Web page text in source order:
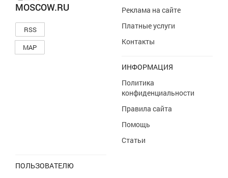
MOSCOW.RU
RSS
MAP
Реклама на сайте
Платные услуги
Контакты
ИНФОРМАЦИЯ
Политика
конфиденциальности
Правила сайта
Помощь
Статьи
ПОЛЬЗОВАТЕЛЮ